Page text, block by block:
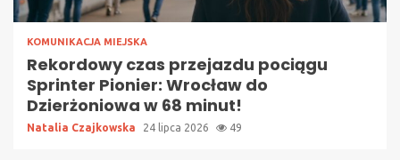
KOMUNIKACJA MIEJSKA
Rekordowy czas przejazdu pociągu
Sprinter Pionier: Wrocław do
Dzierżoniowa w 68 minut!
Natalia Czajkowska 24 lipca 2026 49